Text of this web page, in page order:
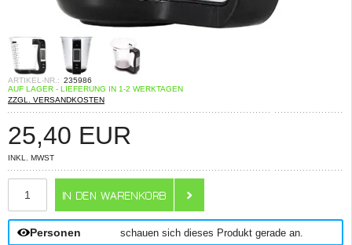
ARTIKEL-NR.: 235986
AUF LAGER - LIEFERUNG IN 1-2 WERKTAGEN
ZZGL. VERSANDKOSTEN
25,40 EUR
INKL. MWST
Personen schauen sich dieses Produkt gerade an.